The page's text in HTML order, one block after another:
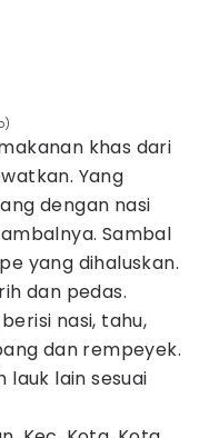
khas dari
Yang
dengan nasi
Sambal
yang dihaluskan.
dan pedas.
nasi, tahu,
dan rempeyek.
lain sesuai